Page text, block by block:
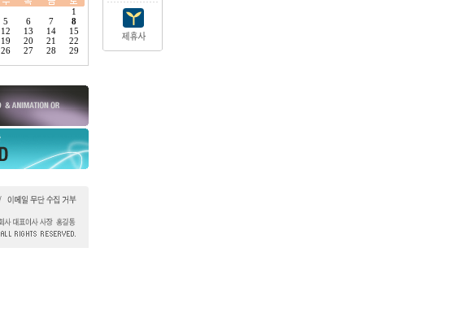
1
5 6 7
8
12 13 14
15
19 20 21
22
26 27 28
29